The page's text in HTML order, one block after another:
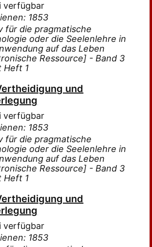
verfügbar
1853
für die pragmatische
oder die Seelenlehre in
auf das Leben
Ressource] - Band 3
Heft 1
und
verfügbar
1853
für die pragmatische
oder die Seelenlehre in
auf das Leben
Ressource] - Band 3
Heft 1
und
verfügbar
1853